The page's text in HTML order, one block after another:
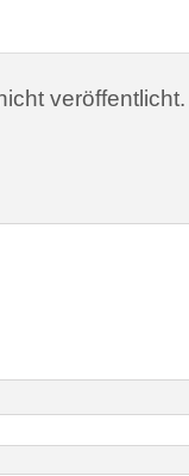
veröffentlicht.